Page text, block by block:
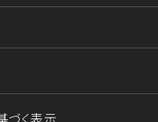
づく表示